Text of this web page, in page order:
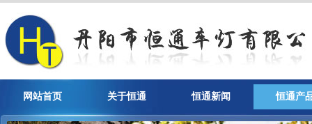
网站首页 关于恒通 恒通新闻 恒通产